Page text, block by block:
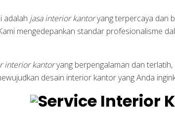
adalah jasa interior kantoryang terpercaya dan
mengedepankan standar profesionalisme
interior kantoryang berpengalaman dan
desain interior kantor yang Anda